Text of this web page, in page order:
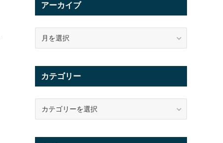
アーカイブ
イ
カテゴリー
リ